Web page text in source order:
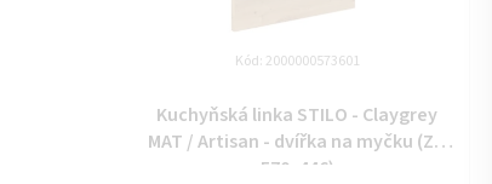
Kuchyňská linka STILO - Claygrey
MAT / Artisan - dvířka na myčku (ZM
570x446)
Kód: 2000000573601